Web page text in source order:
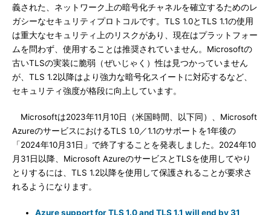
義された、ネットワーク上の暗号化チャネルを確立するためのレ
ガシーなセキュリティプロトコルです。TLS 1.0とTLS 1.1の使用
は重大なセキュリティ上のリスクがあり、現在はプラットフォー
ムを問わず、使用することは推奨されていません。Microsoftの
古いTLSの実装に脆弱（ぜいじゃく）性は見つかっていません
が、TLS 1.2以降はより強力な暗号化スイートに対応するなど、
セキュリティ強度が格段に向上しています。
Microsoftは2023年11月10日（米国時間、以下同）、Microsoft
AzureのサービスにおけるTLS 1.0／1.1のサポートを1年後の
「2024年10月31日」で終了することを発表しました。2024年10
月31日以降、Microsoft AzureのサービスとTLSを使用してやり
とりするには、TLS 1.2以降を使用して保護されることが要求さ
れるようになります。
Azure support for TLS 1.0 and TLS 1.1 will end by 31